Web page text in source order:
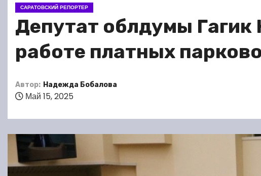
САРАТОВСКИЙ РЕПОРТЕР
Депутат облдумы Гагик
работе платных
Автор: Надежда Бобалова
Май 15, 2025